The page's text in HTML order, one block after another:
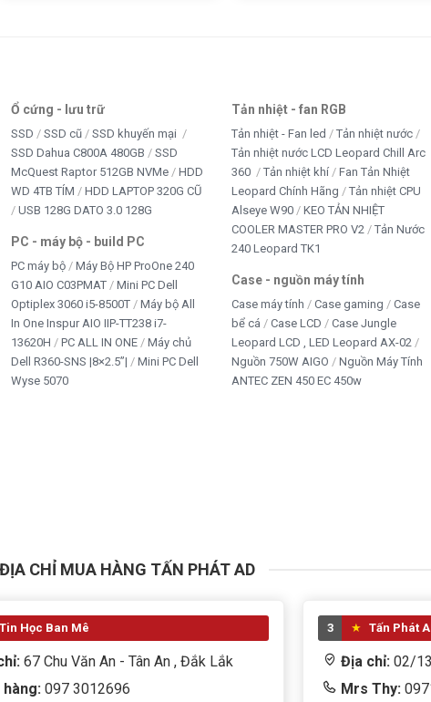
công trình ngoài trời
không nằm ở giá mua đèn mà nằm ở tiền
Ổ cứng - lưu trữ
SSD SSD cũ
SSD khuyến mại
SSD Dahua C800A 480GB
SSD
McQuest Raptor 512GB NVMe
HDD
WD 4TB TÍM
HDD LAPTOP 320G CŨ
USB 128G DATO 3.0 128G
PC - máy bộ - build PC
PC máy bộ
Máy Bộ HP ProOne 240
G10 AIO C03PMAT
Mini PC Dell
Optiplex 3060 i5-8500T
Máy bộ All
In One Inspur AIO IIP-TT238 i7-
13620H
PC ALL IN ONE
Máy chủ
Dell R360-SNS |8×2.5”|
Mini PC Dell
Wyse 5070
Tản nhiệt - fan RGB
Tản nhiệt - Fan led
Tản nhiệt nước
Tản nhiệt nước LCD Leopard Chill Arc
360
Tản nhiệt khí
Fan Tản Nhiệt
Leopard Chính Hãng
Tản nhiệt CPU
Alseye W90
KEO TẢN NHIỆT
COOLER MASTER PRO V2
Tản Nước
240 Leopard TK1
Case - nguồn máy tính
Case máy tính Case gaming
Case
bể cá
Case LCD
Case Jungle
Leopard LCD , LED Leopard AX-02
Nguồn 750W AIGO
Nguồn Máy Tính
ANTEC ZEN 450 EC 450w
CHỈ MUA HÀNG TẤN PHÁT AD
Tin Học Ban Mê
67 Chu Văn An - Tân An , Đắk Lắk
hàng: 097 3012696
3 Tấn Phát
Địa chỉ:02/
Mrs Thy: